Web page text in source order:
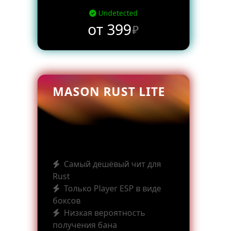
Undetected
от 399₽
MASON RUST LITE
Самый дешёвый чит для
Rust
Только Player ESP в виде
боксов
Низкая вероятность
получения бана